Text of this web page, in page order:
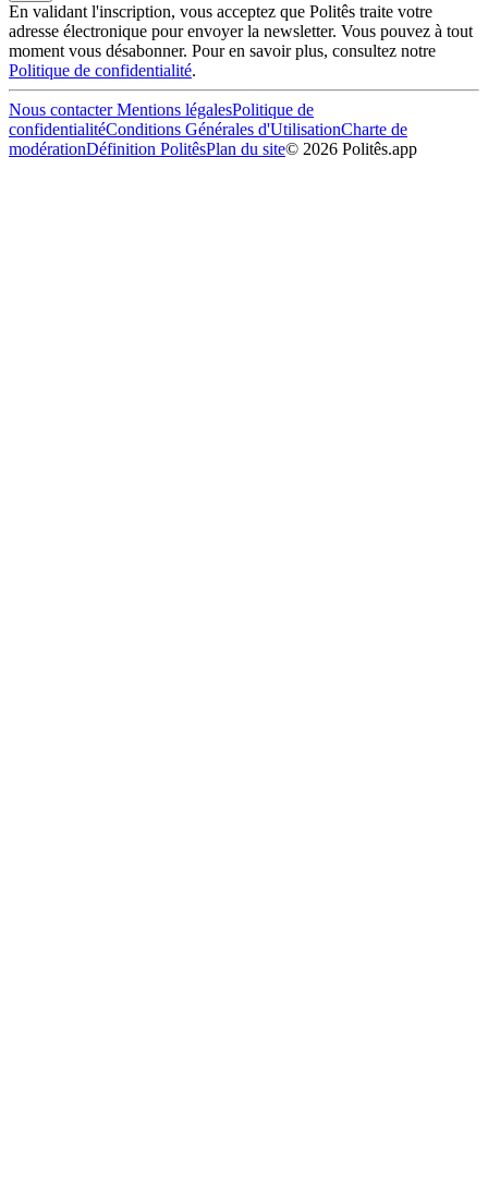
En validant l'inscription, vous acceptez que Politês traite votre
adresse électronique pour envoyer la newsletter. Vous pouvez à tout
moment vous désabonner. Pour en savoir plus, consultez notre
Politique de confidentialité.
Nous contacterMentions légalesPolitique de
confidentialitéConditions Générales d'UtilisationCharte de
modérationDéfinition PolitêsPlan du site© 2026 Politês.app